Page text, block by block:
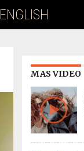
ENGLISH
MAS VIDEO